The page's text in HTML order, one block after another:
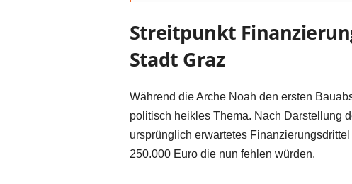
Streitpunkt
Stadt Graz
Während die Arche Noah den ersten
politisch heikles Thema. Nach Darstellung
ursprünglich erwartetes
250.000 Euro die nun fehlen würden.